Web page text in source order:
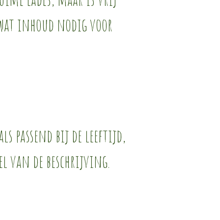
inhoud nodig voor
passend bij de leeftijd,
van de beschrijving.